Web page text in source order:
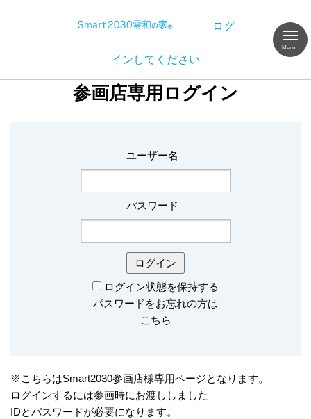
ログ
インしてください
参画店専用ログイン
ユーザー名
パスワード
ログイン状態を保持する
パスワードをお忘れの方は
こちら
※こちらはSmart2030参画店様専用ページとなります。
ログインするには参画時にお渡ししました
IDとパスワードが必要になります。